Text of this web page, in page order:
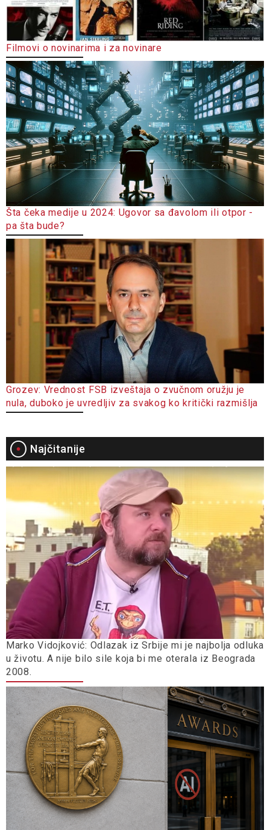
Filmovi o novinarima i za novinare
Šta čeka medije u 2024: Ugovor sa đavolom ili otpor -
pa šta bude?
Grozev: Vrednost FSB izveštaja o zvučnom oružju je
nula, duboko je uvredljiv za svakog ko kritički razmišlja
Najčitanije
Marko Vidojković: Odlazak iz Srbije mi je najbolja odluka
u životu. A nije bilo sile koja bi me oterala iz Beograda
2008.